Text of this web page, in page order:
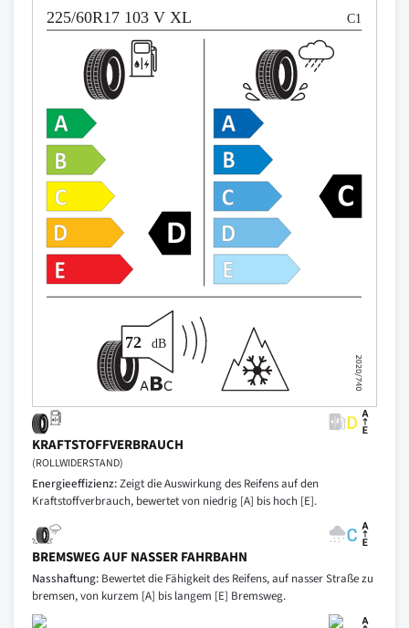
KRAFTSTOFFVERBRAUCH
(ROLLWIDERSTAND)
Energieeffizienz:Zeigt die Auswirkung des Reifens auf den
Kraftstoffverbrauch, bewertet von niedrig [A] bis hoch [E].
BREMSWEG AUF NASSER FAHRBAHN
Nasshaftung: Bewertet die Fähigkeit des Reifens, auf nasser Straße zu
bremsen, von kurzem [A] bis langem [E] Bremsweg.